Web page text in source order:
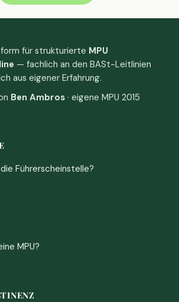
für strukturierte MPU
— fachlich an den BASt-Leitlinien
aus eigener Erfahrung.
Ben Ambros · eigene MPU 2015
Führerscheinstelle?
MPU?